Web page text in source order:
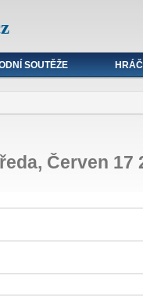
SOUTĚŽE
Červen 17